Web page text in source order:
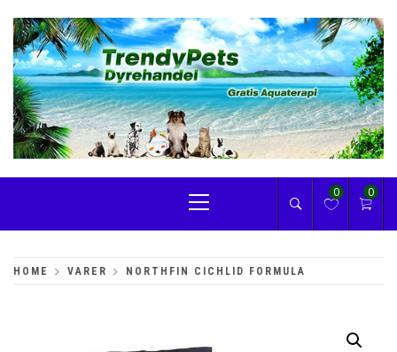
content
TRENDYPETS
Menu
0 0
HOME VARER NORTHFIN CICHLID FORMULA